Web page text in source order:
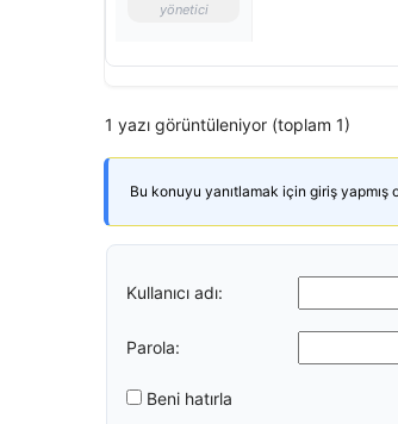
yönetici
1 yazı görüntüleniyor (toplam 1)
Bu konuyu yanıtlamak için giriş yapmış
Kullanıcı adı:
Parola:
Beni hatırla